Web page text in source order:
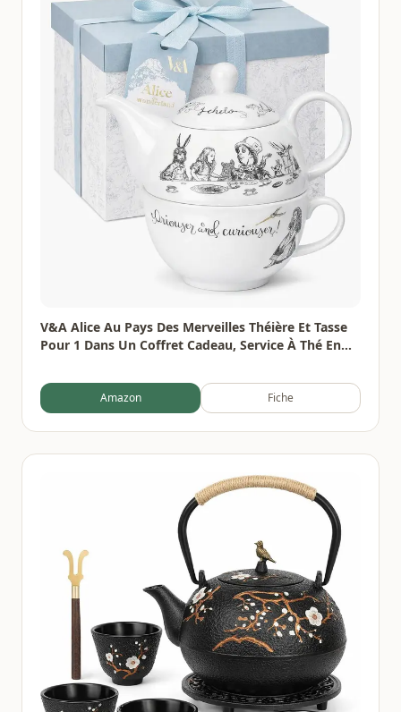
V&A Alice Au Pays Des Merveilles Théière Et Tasse
Pour 1 Dans Un Coffret Cadeau, Service À Thé En
Amazon Fiche